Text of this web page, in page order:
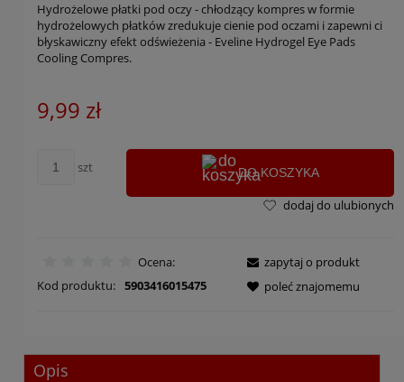
Hydrożelowe płatki pod oczy - chłodzący kompres w formie
hydrożelowych płatków zredukuje cienie pod oczami i zapewni ci
błyskawiczny efekt odświeżenia - Eveline Hydrogel Eye Pads
Cooling Compres.
9,99 zł
szt DO KOSZYKA
dodaj do ulubionych
Ocena:
Kod produktu: 5903416015475
zapytaj o produkt
poleć znajomemu
Opis